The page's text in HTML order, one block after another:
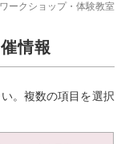
ークショップ・体験教室
情報
。複数の項目を選択